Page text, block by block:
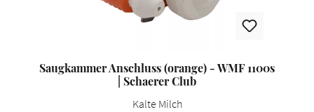
Saugkammer Anschluss (orange) - WMF 1100s
| Schaerer Club
Kalte Milch